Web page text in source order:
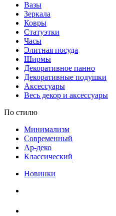
Вазы
Зеркала
Ковры
Статуэтки
Часы
Элитная посуда
Ширмы
Декоративное панно
Декоративные подушки
Аксессуары